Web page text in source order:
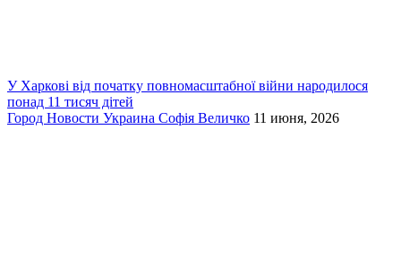
У Харкові від початку повномасштабної війни народилося
понад 11 тисяч дітей
Город Новости Украина Софія Величко 11 июня, 2026